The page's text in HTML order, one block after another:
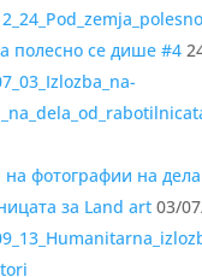
полесно се дише #4
фотографии на
за Land art03/